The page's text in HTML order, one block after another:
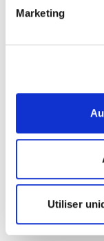
Marketing
Utiliser